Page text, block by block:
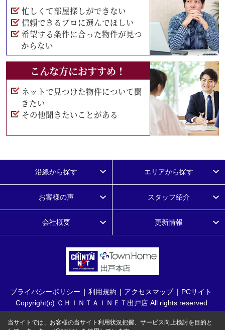
忙しくて部屋探しができない
信頼できるプロに選んでほしい
希望する条件に合った物件が見つ
からない
こんな方におすすめ！
ネットで見つけた物件について聞
きたい
その他聞きたいことがある
沿線から探す エリアから探す
お客様の声 スタッフ紹介
会社概要 更新情報
プライバシーポリシー 利用規約 アクセスマップ
PCサイト
Copyright(c) ＣＨＩＮＴＡＩＮＥＴ出戸店 All rights reserved.
当サイトでは、お客様の当サイト利用状況把握、サービス向上検討を目的と